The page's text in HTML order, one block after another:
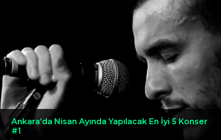
Ankara’da Nisan Ayında Yapılacak En İyi 5 Konser
#1